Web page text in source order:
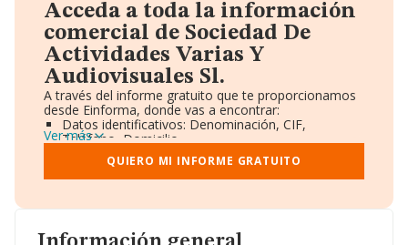
Acceda a toda la información
comercial de Sociedad De
Actividades Varias Y
Audiovisuales Sl.
A través del informe gratuito que te proporcionamos
desde Einforma, donde vas a encontrar:
Datos identificativos: Denominación, CIF,
Teléfono, Domicilio.
Informe Mercantil Completo (BORME).
Gráficos de Evolución Ventas y Empleados.
Consejo de Administración y Administradores.
Accionistas.
Artículos de prensa publicados sobre la empresa.
Ver más
QUIERO MI INFORME GRATUITO